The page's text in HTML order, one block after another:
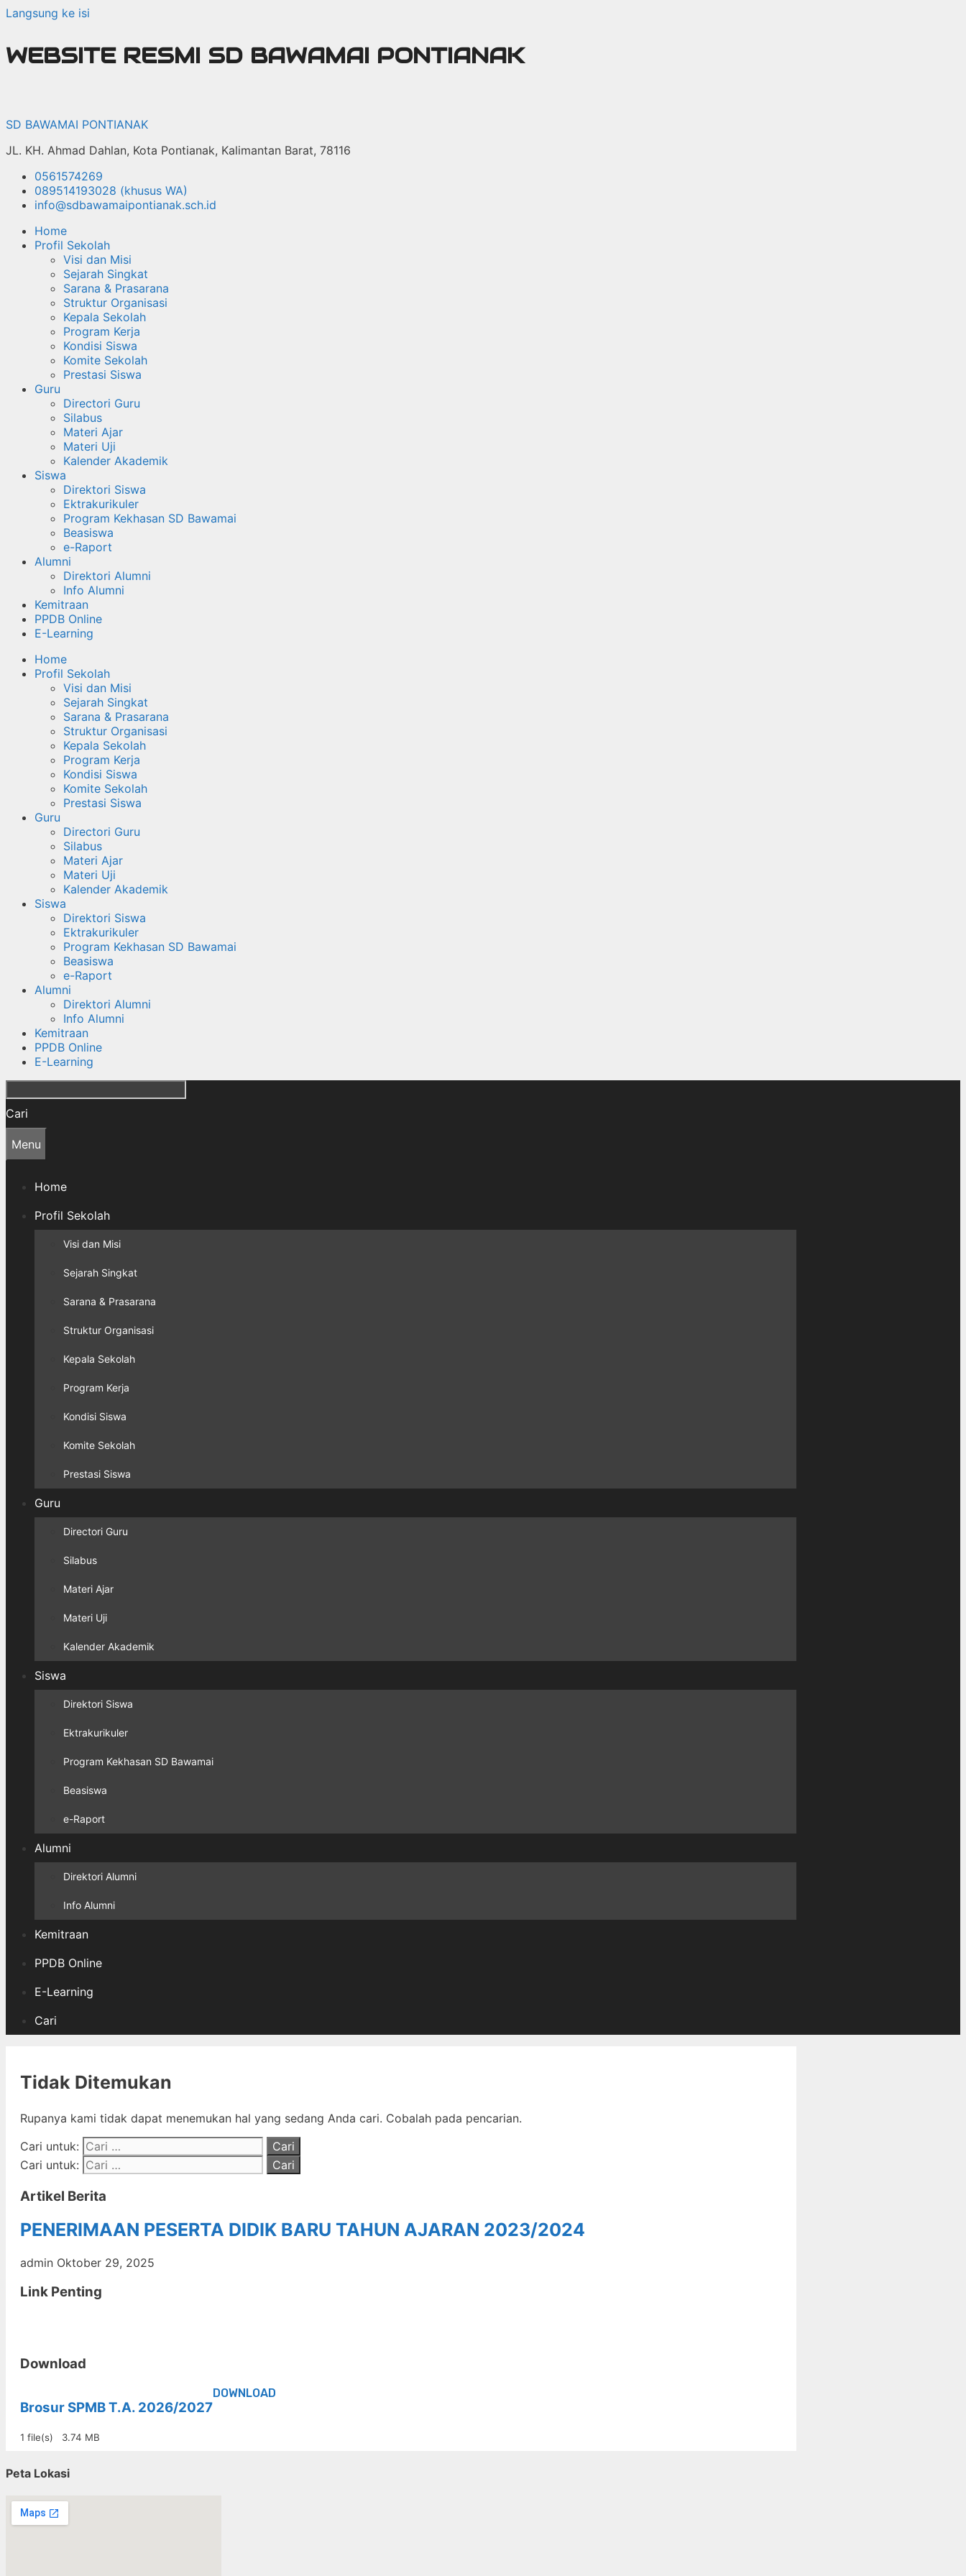
Langsung ke isi
WEBSITE RESMI SD BAWAMAI PONTIANAK
SD BAWAMAI PONTIANAK
JL. KH. Ahmad Dahlan, Kota Pontianak, Kalimantan Barat, 78116
0561574269
089514193028 (khusus WA)
info@sdbawamaipontianak.sch.id
Home
Profil Sekolah
Visi dan Misi
Sejarah Singkat
Sarana & Prasarana
Struktur Organisasi
Kepala Sekolah
Program Kerja
Kondisi Siswa
Komite Sekolah
Prestasi Siswa
Guru
Directori Guru
Silabus
Materi Ajar
Materi Uji
Kalender Akademik
Siswa
Direktori Siswa
Ektrakurikuler
Program Kekhasan SD Bawamai
Beasiswa
e-Raport
Alumni
Direktori Alumni
Info Alumni
Kemitraan
PPDB Online
E-Learning
Home
Profil Sekolah
Visi dan Misi
Sejarah Singkat
Sarana & Prasarana
Struktur Organisasi
Kepala Sekolah
Program Kerja
Kondisi Siswa
Komite Sekolah
Prestasi Siswa
Guru
Directori Guru
Silabus
Materi Ajar
Materi Uji
Kalender Akademik
Siswa
Direktori Siswa
Ektrakurikuler
Program Kekhasan SD Bawamai
Beasiswa
e-Raport
Alumni
Direktori Alumni
Info Alumni
Kemitraan
PPDB Online
E-Learning
Cari
Menu
Home
Profil Sekolah
Visi dan Misi
Sejarah Singkat
Sarana & Prasarana
Struktur Organisasi
Kepala Sekolah
Program Kerja
Kondisi Siswa
Komite Sekolah
Prestasi Siswa
Guru
Directori Guru
Silabus
Materi Ajar
Materi Uji
Kalender Akademik
Siswa
Direktori Siswa
Ektrakurikuler
Program Kekhasan SD Bawamai
Beasiswa
e-Raport
Alumni
Direktori Alumni
Info Alumni
Kemitraan
PPDB Online
E-Learning
Cari
Tidak Ditemukan
Rupanya kami tidak dapat menemukan hal yang sedang Anda cari. Cobalah pada pencarian.
Cari untuk:
Cari untuk:
Artikel Berita
PENERIMAAN PESERTA DIDIK BARU TAHUN AJARAN 2023/2024
admin Oktober 29, 2025
Link Penting
Download
Brosur SPMB T.A. 2026/2027
1 file(s) 3.74 MB
DOWNLOAD
Peta Lokasi